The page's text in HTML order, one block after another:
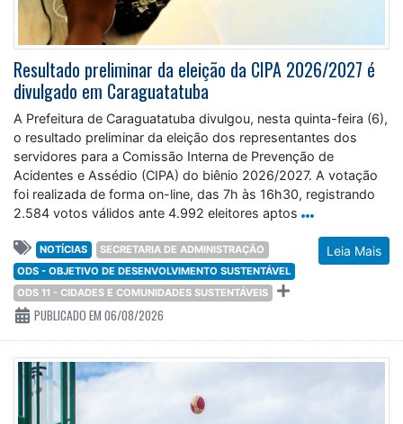
Resultado preliminar da eleição da CIPA 2026/2027 é
divulgado em Caraguatatuba
A Prefeitura de Caraguatatuba divulgou, nesta quinta-feira (6),
o resultado preliminar da eleição dos representantes dos
servidores para a Comissão Interna de Prevenção de
Acidentes e Assédio (CIPA) do biênio 2026/2027. A votação
foi realizada de forma on-line, das 7h às 16h30, registrando
2.584 votos válidos ante 4.992 eleitores aptos
Leia Mais
NOTÍCIAS
SECRETARIA DE ADMINISTRAÇÃO
ODS - OBJETIVO DE DESENVOLVIMENTO SUSTENTÁVEL
ODS 11 - CIDADES E COMUNIDADES SUSTENTÁVEIS
PUBLICADO EM 06/08/2026